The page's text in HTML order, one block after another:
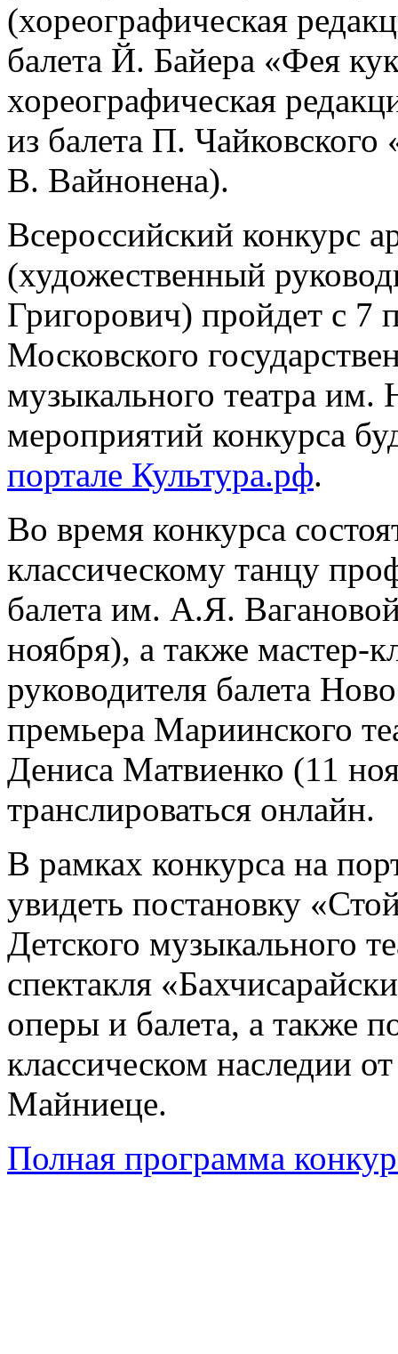
(хореографическая
балета Й. Байера «Фея
хореографическая
из балета П.
В. Вайнонена).
Всероссийский конкурс
(художественный
Григорович) пройдет с 7
Московского
музыкального театра
мероприятий конкурса
портале Культура.рф.
Во время конкурса
классическому танцу
балета им. А.Я.
ноября), а также мастер-
руководителя балета
премьера Мариинского
Дениса Матвиенко (11
транслироваться онлайн.
В рамках конкурса на
увидеть постановку
Детского музыкального
спектакля
оперы и балета, а также
классическом наследии
Майниеце.
Полная программа